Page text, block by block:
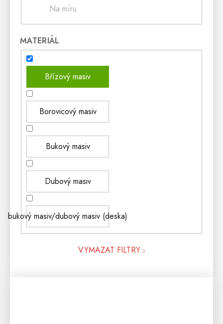
Na míru
MATERIÁL
Břízový masiv
Borovicový masiv
Bukový masiv
Dubový masiv
bukový masiv/dubový masiv (deska)
VYMAZAT FILTRY